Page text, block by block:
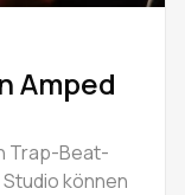
Amped
Trap-Beat-
können